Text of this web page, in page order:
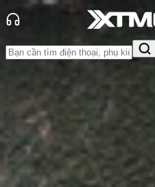
Tin tức
So Sánh
Tin Mới
Đánh Giá - Trên Tay
mãiThủ thuật Hỏi đáp App -
hàng - Sự kiện